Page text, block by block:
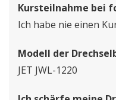
Kursteilnahme bei
Ich habe nie einen
Modell der
JET JWL-1220